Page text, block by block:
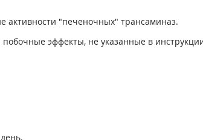
активности "печеночных" трансаминаз.
эффекты, не указанные в